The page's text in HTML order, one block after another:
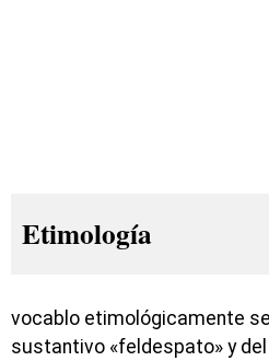
Etimología
vocablo etimológicamente
sustantivo «feldespato» y